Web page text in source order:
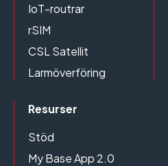
IoT-routrar
rSIM
CSL Satellit
Larmöverföring
Resurser
Stöd
My Base App 2.0